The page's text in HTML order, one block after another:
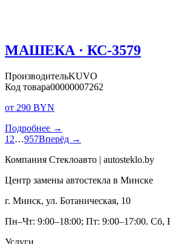
МАШЕКА · КС-3579
ПроизводительKUVO
Код товара00000007262
от 290 BYN
Подробнее →
1 2…957Вперёд →
Компания Стеклоавто | autosteklo.by
Центр замены автостекла в Минске
г. Минск, ул. Ботаническая, 10
Пн–Чт: 9:00–18:00; Пт: 9:00–17:00.
Услуги